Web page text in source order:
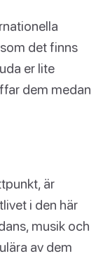
det finns
er lite
dem medan
är
i den här
musik och
av dem